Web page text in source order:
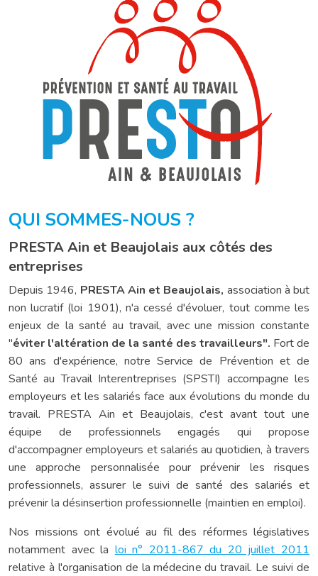
QUI SOMMES-NOUS ?
PRESTA Ain et Beaujolais aux côtés des
entreprises
Depuis 1946, PRESTA Ain et Beaujolais, association à but
non lucratif (loi 1901), n'a cessé d'évoluer, tout comme les
enjeux de la santé au travail, avec une mission constante
"éviter l'altération de la santé des travailleurs". Fort de
80 ans d'expérience, notre Service de Prévention et de
Santé au Travail Interentreprises (SPSTI) accompagne les
employeurs et les salariés face aux évolutions du monde du
travail. PRESTA Ain et Beaujolais, c'est avant tout une
équipe de professionnels engagés qui propose
d'accompagner employeurs et salariés au quotidien, à travers
une approche personnalisée pour prévenir les risques
professionnels, assurer le suivi de santé des salariés et
prévenir la désinsertion professionnelle (maintien en emploi).
Nos missions ont évolué au fil des réformes législatives
notamment avec la loi n° 2011-867 du 20 juillet 2011
relative à l'organisation de la médecine du travail. Le suivi de